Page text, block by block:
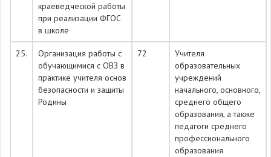
краеведческой работы
при реализации ФГОС
в школе
25.
Организация работы с
обучающимися с ОВЗ в
практике учителя основ
безопасности и защиты
Родины
72
Учителя
образовательных
учреждений
начального, основного,
среднего общего
образования, а также
педагоги среднего
профессионального
образования